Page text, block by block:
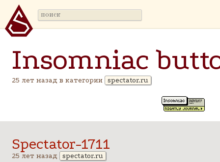
Insomniac
25 лет назад в категории spectator.ru
Spectator-1711
25 лет назад spectator.ru